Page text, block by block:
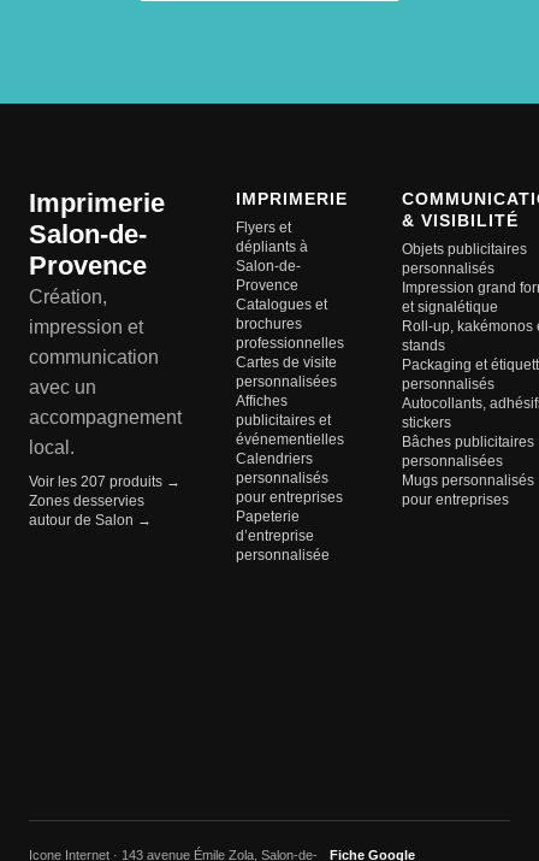
Imprimerie
Salon-de-
Provence
Création,
impression et
communication
avec un
accompagnement
local.
Voir les 207 produits →
Zones desservies
autour de Salon →
IMPRIMERIE
Flyers et
dépliants à
Salon-de-
Provence
Catalogues et
brochures
professionnelles
Cartes de visite
personnalisées
Affiches
publicitaires et
événementielles
Calendriers
personnalisés
pour entreprises
Papeterie
d’entreprise
personnalisée
& VISIBILITÉ
Objets publicitaires
personnalisés
Impression grand
et signalétique
Roll-up, kakémonos
stands
Packaging et
personnalisés
Autocollants,
stickers
Bâches publicitaires
personnalisées
Mugs personnalisés
pour entreprises
Icone Internet · 143 avenue Émile Zola, Salon-de-
Fiche Google